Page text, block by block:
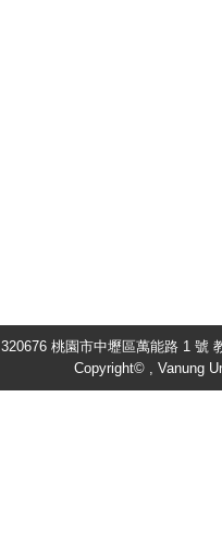
320676 桃園市中壢區萬能路 1 號
Copyright© , Vanung